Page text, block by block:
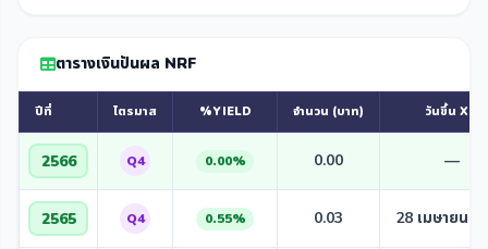
ตารางเงินปันผล NRF
ปีที่ ไตรมาส %YIELD จำนวน (บาท) วันขึ้น XD
2566 Q4 0.00% 0.00 —
2565 Q4 0.55% 0.03 28 เมษายน